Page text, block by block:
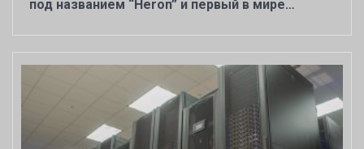
под названием “Heron” и первый в мире